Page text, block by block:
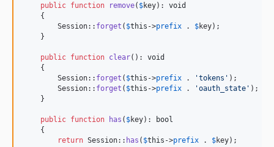
public function remove( $key): void
    {
        Session::
forget ( $this ->prefix . $key);
    }
public function clear(): void
    {
        Session::
forget ( $this ->prefix . 'tokens ' );
        Session::
forget ( $this ->prefix . 'oauth_state ' );
    }
public function has ( $key):
bool
    {
return Session:: has ( $this ->prefix . $key);